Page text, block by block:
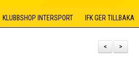
KLUBBSHOP INTERSPORT IFK GER TILLBAKA
>
<